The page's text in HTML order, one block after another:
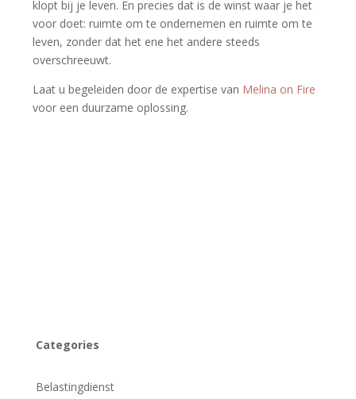
klopt bij je leven. En precies dat is de winst waar je het
voor doet: ruimte om te ondernemen en ruimte om te
leven, zonder dat het ene het andere steeds
overschreeuwt.
Laat u begeleiden door de expertise van Melina on Fire
voor een duurzame oplossing.
Categories
Belastingdienst